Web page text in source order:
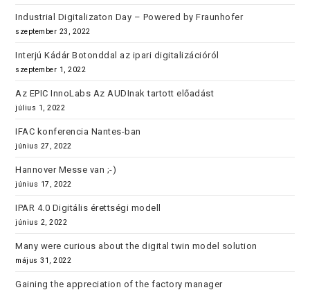
Industrial Digitalizaton Day – Powered by Fraunhofer
szeptember 23, 2022
Interjú Kádár Botonddal az ipari digitalizációról
szeptember 1, 2022
Az EPIC InnoLabs Az AUDInak tartott előadást
július 1, 2022
IFAC konferencia Nantes-ban
június 27, 2022
Hannover Messe van ;-)
június 17, 2022
IPAR 4.0 Digitális érettségi modell
június 2, 2022
Many were curious about the digital twin model solution
május 31, 2022
Gaining the appreciation of the factory manager